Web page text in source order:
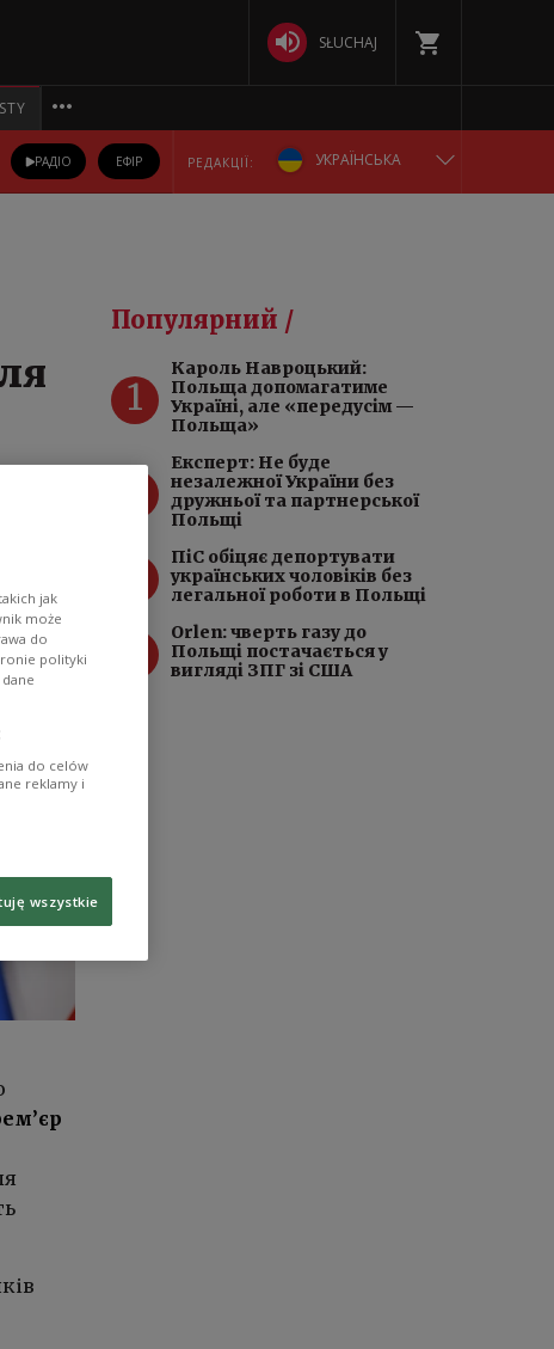
SŁUCHAJ
РАДІО ЕФІР РЕДАКЦІЇ: УКРАЇНСЬКА
БЕЛАРУСКАЯ
DEUTSCH
Популярний /
1
Кароль Навроцький:
Польща допомагатиме
Україні, але «передусім —
Польща»
Експерт: Не буде
незалежної України без
дружньої та партнерської
Польщі
ПіC обіцяє депортувати
українських чоловіків без
легальної роботи в Польщі
Orlen: чверть газу до
Польщі постачається у
вигляді ЗПГ зі США
jak
może
do
polityki
do celów
reklamy i
wszystkie